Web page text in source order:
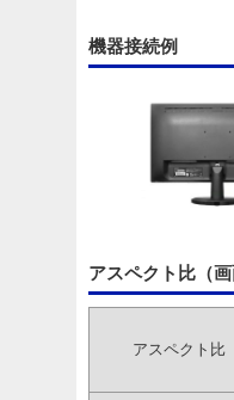
機器接続例
アスペクト比（画
アスペクト比